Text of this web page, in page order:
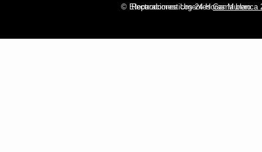
© Electrodomesticos 24 Horas Murero
Reparaciones UrgentesGama blanca